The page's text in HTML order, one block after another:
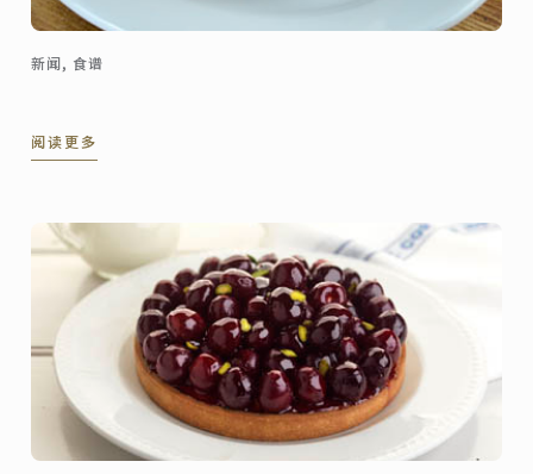
新闻, 食谱
阅读更多